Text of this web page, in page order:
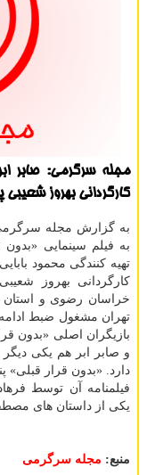
مجله سرگرمی: صابر
کارگردانی بهروز
به گزارش مجله سرگرمی
به فیلم سینمایی
تهیه کنندگی محمود
کارگردانی بهروز
خراسان رضوی و استان
تهران مشغول ضبط
بازیگران اصلی «بدون
و صابر ابر هم یکی
دارد. «بدون قرار
فیلمنامه آن توسط
یکی از داستان های
منبع: مجله سرگرمی